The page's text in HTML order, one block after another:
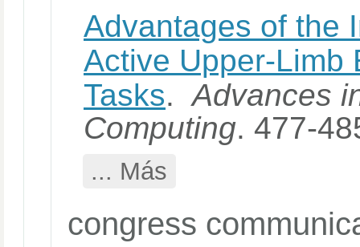
Advantages of the
Active Upper-Limb
Tasks.Advances
Computing. 477-
... Más
congress